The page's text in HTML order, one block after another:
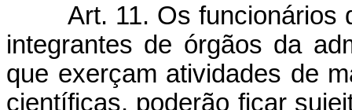
Art. 11. Os funcionários
integrantes de órgãos da
que exerçam atividades de
científicas, poderão ficar